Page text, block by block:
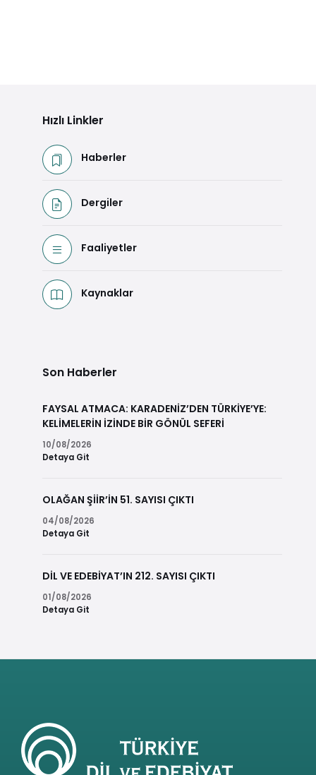
Hızlı Linkler
Haberler
Dergiler
Faaliyetler
Kaynaklar
Son Haberler
FAYSAL ATMACA: KARADENİZ’DEN TÜRKİYE’YE:
KELİMELERİN İZİNDE BİR GÖNÜL SEFERİ
10/08/2026
Detaya Git
OLAĞAN ŞİİR’İN 51. SAYISI ÇIKTI
04/08/2026
Detaya Git
DİL VE EDEBİYAT’IN 212. SAYISI ÇIKTI
01/08/2026
Detaya Git